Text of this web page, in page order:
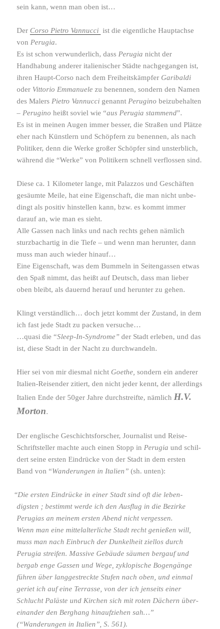
sein kann, wenn man oben ist…
Der Corso Pietro Vannucci ist die eigent­liche Hauptachse
vonPerugia.
Es ist schon verwun­der­lich, dassPerugia nicht der
Handhabung anderer italie­ni­scher Städte nach­ge­gangen ist,
ihren Haupt-​Corso nach dem Freiheitskämpfer Garibaldi
oder Vittorio Emmanuele zu benennen, sondern den Namen
des MalersPietro Vannucci genanntPerugino beizu­be­halten
–Perugino heißt soviel wie “aus Perugia stam­mend”.
Es ist in meinen Augen immer besser, die Straßen und Plätze
eher nach Künstlern und Schöpfern zu benennen, als nach
Politiker, denn die Werke großer Schöpfer sind unsterb­lich,
während die “Werke” von Politikern schnell verflossen sind.
Diese ca. 1 Kilometer lange, mit Palazzos und Geschäften
gesäumte Meile, hat eine Eigenschaft, die man nicht unbe­
dingt als positiv hinstellen kann, bzw. es kommt immer
darauf an, wie man es sieht.
Alle Gassen nach links und nach rechts gehen nämlich
sturz­bach­artig in die Tiefe – und wenn man herunter, dann
muss man auch wieder hinauf…
Eine Eigenschaft, was dem Bummeln in Seitengassen etwas
den Spaß nimmt, das heißt auf Deutsch, dass man lieber
oben bleibt, als dauernd herauf und herunter zu gehen.
Klingt verständ­lich… doch jetzt kommt der Zustand, in dem
ich fast jede Stadt zu packen versuche…
…quasi die “Sleep-​In-​Syndrome”der Stadt erleben, und das
ist, diese Stadt in der Nacht zu durchwandeln.
Hier sei von mir diesmal nicht Goethe,sondern ein anderer
Italien-​Reisender zitiert, den nicht jeder kennt, der aller­dings
Italien Ende der 50ger Jahre durch­streifte, nämlich H.V.
Morton.
Der engli­sche Geschichtsforscher, Journalist und Reise-​
Schriftsteller machte auch einen Stopp inPerugia und schil­
dert seine ersten Eindrücke von der Stadt in dem ersten
Band von “Wanderungen in Italien”(sh. unten):
“Die ersten Eindrücke in einer Stadt sind oft die leben­
digsten ; bestimmt werde ich den Ausflug in die Bezirke
Perugias an meinem ersten Abend nicht vergessen.
Wenn man eine mittel­al­ter­liche Stadt recht genießen will,
muss man nach Einbruch der Dunkelheit ziellos durch
Perugia streifen. Massive Gebäude säumen bergauf und
bergab enge Gassen und Wege, zyklo­pi­sche Bogengänge
führen über lang­ge­streckte Stufen nach oben, und einmal
geriet ich auf eine Terrasse, von der ich jenseits einer
Schlucht Paläste und Kirchen sich mit roten Dächern über­
ein­ander den Berghang hinauf­ziehen sah…”
(“Wanderungen in Italien”, S. 561).